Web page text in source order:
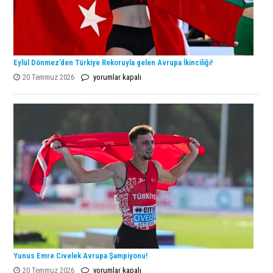
Eylül Dönmez’den Türkiye Rekoruyla gelen Avrupa İkinciliği!
20 Temmuz 2026
Eylül
Türkiye
gelen
Avrupa
İkinciliği!
yorumlar kapalı
Yunus Emre Civelek Avrupa Şampiyonu!
20 Temmuz 2026
Yunus
yorumlar kapalı